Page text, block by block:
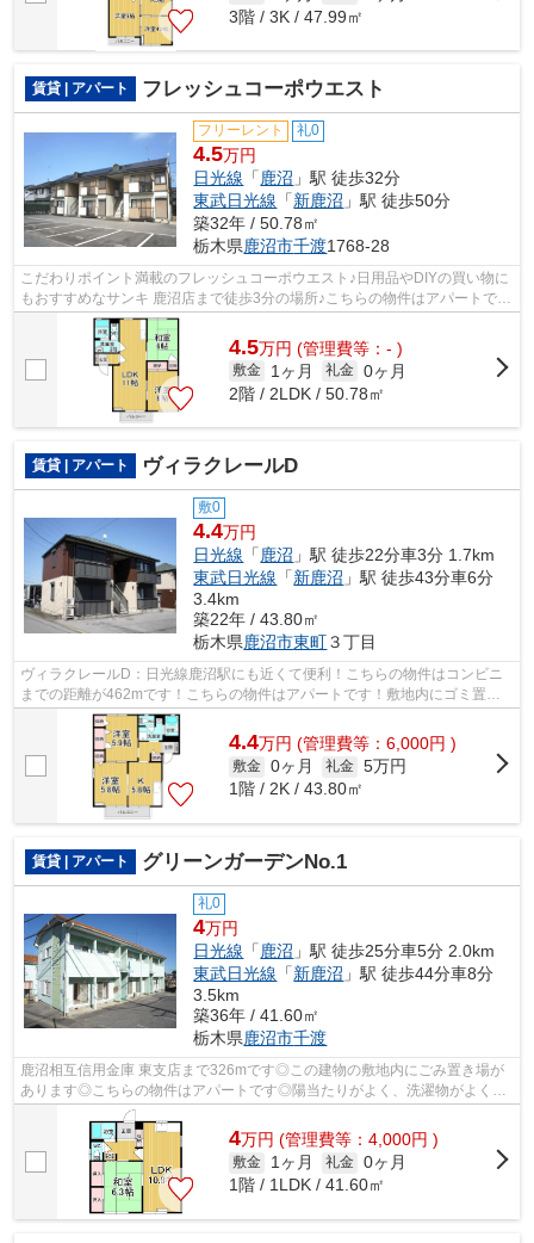
3階 / 3K / 47.99㎡
賃貸 | アパート フレッシュコーポウエスト
フリーレント 礼0
4.5万円
日光線 「 鹿沼 」駅 徒歩32分
東武日光線 「新鹿沼 」駅 徒歩50分
築32年 / 50.78㎡
栃木県鹿沼市千渡1768-28
こだわりポイント満載のフレッシュコーポウエスト♪日用品やDIYの買い物に
もおすすめなサンキ 鹿沼店まで徒歩3分の場所♪こちらの物件はアパートです
♪日差しが入る物件は毎日を快適に過...
4.5万円 (管理費等：- )
敷金 1ヶ月 礼金 0ヶ月
2階 / 2LDK / 50.78㎡
賃貸 | アパート ヴィラクレールD
敷0
4.4万円
日光線 「 鹿沼 」駅 徒歩22分車3分 1.7km
東武日光線 「新鹿沼 」駅 徒歩43分車6分
3.4km
築22年 / 43.80㎡
栃木県鹿沼市東町３丁目
ヴィラクレールD：日光線鹿沼駅にも近くて便利！こちらの物件はコンビニ
までの距離が462mです！こちらの物件はアパートです！敷地内にゴミ置き
場があるのでわざわざゴミを捨てに行く手...
4.4万円 (管理費等：6,000円 )
敷金 0ヶ月 礼金 5万円
1階 / 2K / 43.80㎡
賃貸 | アパート グリーンガーデンNo.1
礼0
4万円
日光線 「 鹿沼 」駅 徒歩25分車5分 2.0km
東武日光線 「新鹿沼 」駅 徒歩44分車8分
3.5km
築36年 / 41.60㎡
栃木県鹿沼市千渡
鹿沼相互信用金庫 東支店まで326mです◎この建物の敷地内にごみ置き場が
あります◎こちらの物件はアパートです◎陽当たりがよく、洗濯物がよく乾
く物件です◎あなたの希望に合う不動産情報...
4万円 (管理費等：4,000円 )
敷金 1ヶ月 礼金 0ヶ月
1階 / 1LDK / 41.60㎡